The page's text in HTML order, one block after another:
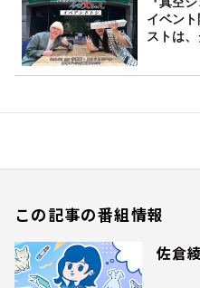
イベン
ストは、
この記事の番組情報
佐倉